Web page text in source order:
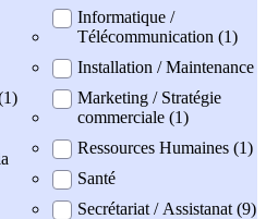
Informatique /
Télécommunication (1)
Installation / Maintenance
Marketing / Stratégie
commerciale (1)
Ressources Humaines (1)
Santé
Secrétariat / Assistanat (9)